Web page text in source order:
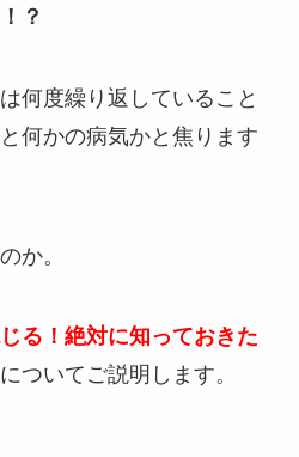
？
何度繰り返していること
何かの病気かと焦ります
か。
る！絶対に知っておきた
についてご説明します。